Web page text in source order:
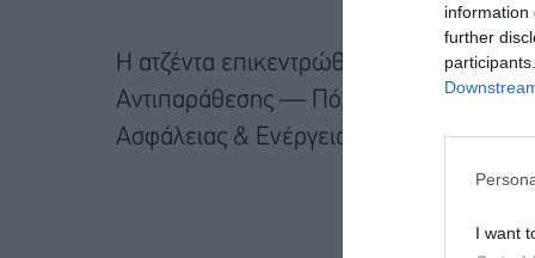
information
further
I want
Η ατζέντα επικεντρώθηκε στην
Αντιπαράθεσης — Πόλεμος,
Ασφάλειας & Ενέργειας».